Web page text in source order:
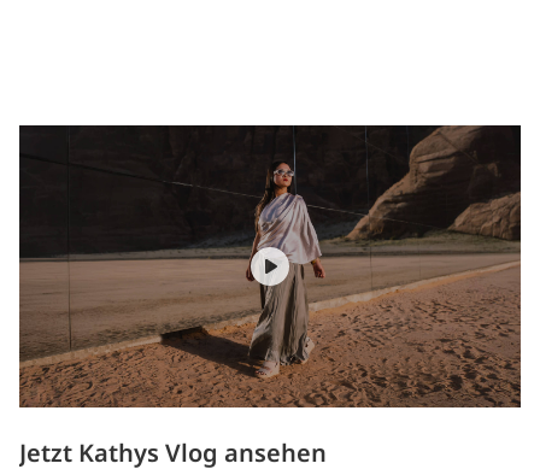
Jetzt Kathys Vlog ansehen